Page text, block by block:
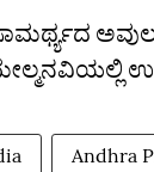
Andhra